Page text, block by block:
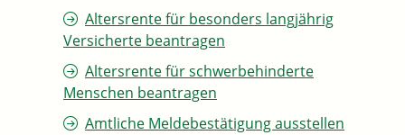
Altersrente für besonders langjährig
Versicherte beantragen
Altersrente für schwerbehinderte
Menschen beantragen
Amtliche Meldebestätigung ausstellen